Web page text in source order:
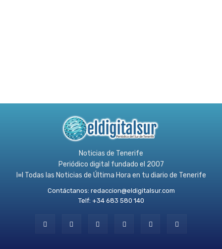
Noticias de Tenerife
Periódico digital fundado el 2007
l≡l Todas las Noticias de Última Hora en tu diario de Tenerife
Contáctanos: redaccion@eldigitalsur.com
Telf: +34 683 580 140